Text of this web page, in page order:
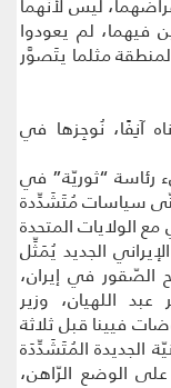
ليس لأنّهما
فيهما، لم يعودوا
مثلما يتَصوَّر
آنِفًا، نُوجِزها في
رئاسة “ثوريّة” في
سياسات مُتَشَدِّدة
مع الولايات المتحدة
الجديد يُمَثِّل
الصّقور في إيران،
اللهيان، وزير
فيينا قبل ثلاثة
الجديدة المُتَشَدِّدَة
الوضع الرّاهن،